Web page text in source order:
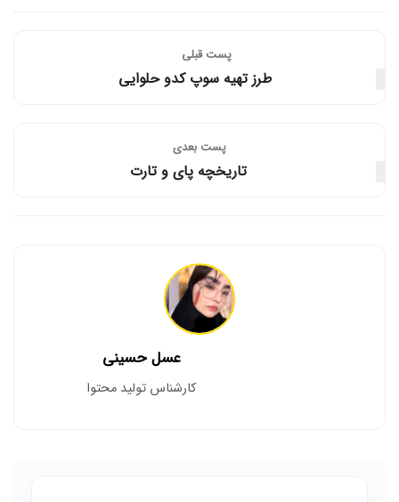
پست قبلی
طرز تهیه سوپ کدو حلوایی
پست‌ بعدی
تاریخچه پای و تارت
عسل حسینی
کارشناس تولید محتوا